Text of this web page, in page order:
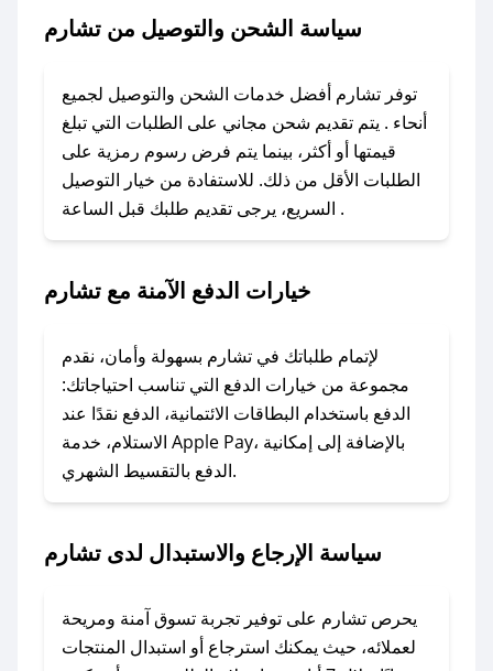
باستخدام تطبيق صحصح، يمكنك العثور بسهولة على
تواصل معنا عبر تويتر أو البريد الإلكتروني لإضافته
بسرعة.
### كيفية استخدام كود خصم تشارم؟
1. انسخ كود الخصم من تطبيق صحصح.
2. الصقه في خانة الدفع عند التسوق من تشارم.
### ماذا أفعل إذا لم يعمل كود الخصم؟
الرسائل الخاصة على تويتر أو البريد الإلكتروني،
وسنقوم بحل المشكلة في أسرع وقت ممكن.
### ماذا أفعل إذا لم أجد كود خصم لمتجري
المفضل؟
في حال عدم توفر كوبونات لمتجرك المفضل، يمكنك
أسرع وقت ممكن.
### كيف تحصل على كوبونات خصم حصرية من
تشارم؟
سياسة الشحن والتوصيل من تشارم
توفر تشارم أفضل خدمات الشحن والتوصيل لجميع
أنحاء . يتم تقديم شحن مجاني على الطلبات التي تبلغ
قيمتها أو أكثر، بينما يتم فرض رسوم رمزية على
الطلبات الأقل من ذلك. للاستفادة من خيار التوصيل
السريع، يرجى تقديم طلبك قبل الساعة .
خيارات الدفع الآمنة مع تشارم
لإتمام طلباتك في تشارم بسهولة وأمان، نقدم
مجموعة من خيارات الدفع التي تناسب احتياجاتك:
الدفع باستخدام البطاقات الائتمانية، الدفع نقدًا عند
الاستلام، خدمة Apple Pay، بالإضافة إلى إمكانية
الدفع بالتقسيط الشهري.
سياسة الإرجاع والاستبدال لدى تشارم
يحرص تشارم على توفير تجربة تسوق آمنة ومريحة
لعملائه، حيث يمكنك استرجاع أو استبدال المنتجات